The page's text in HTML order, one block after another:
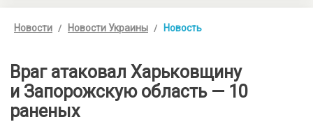
Новости Новости Украины Новость
Враг атаковал Харьковщину
и Запорожскую область — 10
раненых